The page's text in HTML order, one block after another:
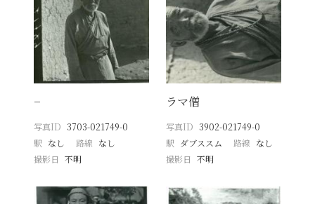
−
写真ID 3703-021749-0
駅 なし 路線 なし
撮影日
不明
ラマ僧
写真ID 3902-021749-0
駅 ダブススム 路線 なし
撮影日 不明